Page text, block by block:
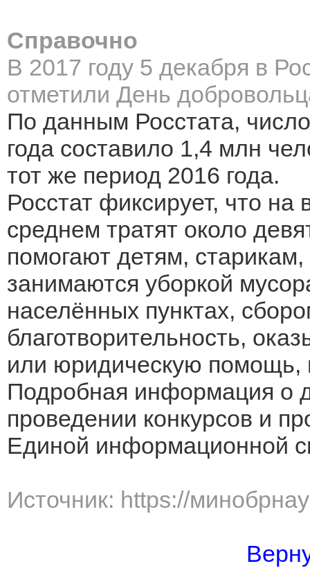
Справочно
В 2017 году 5 декабря в
отметили День
По данным Росстата,
года составило 1,4 млн
тот же период 2016 года.
Росстат фиксирует, что на
среднем тратят около
помогают детям,
занимаются уборкой
населённых пунктах,
благотворительность,
или юридическую помощь,
Подробная информация о
проведении конкурсов и
Единой информационной
Источник: https://